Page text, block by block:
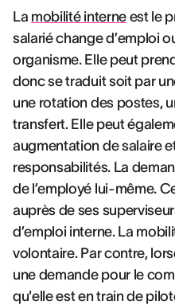
La mobilité interneest le
salarié change d’emploi
organisme. Elle peut
donc se traduit soit par
une rotation des postes,
transfert. Elle peut
augmentation de salaire
responsabilités. La
de l’employé lui-même.
auprès de ses
d’emploi interne. La
volontaire. Par contre,
une demande pour le
qu'elle est en train de